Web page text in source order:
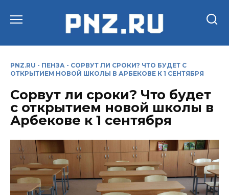
PNZ.RU - ПЕНЗА - СОРВУТ ЛИ СРОКИ? ЧТО БУДЕТ С
ОТКРЫТИЕМ НОВОЙ ШКОЛЫ В АРБЕКОВЕ К 1 СЕНТЯБРЯ
Сорвут ли сроки? Что будет
с открытием новой школы в
Арбекове к 1 сентября